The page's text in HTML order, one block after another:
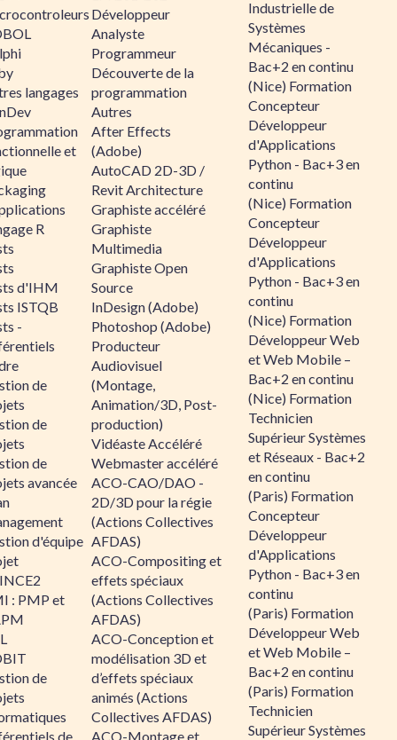
langages
et
R
d'IHM
ISTQB
-
de
de
de
avancée
d'équipe
: PMP et
de
de
Développeur
Analyste
Programmeur
Découverte de la
programmation
Autres
After Effects
(Adobe)
AutoCAD 2D-3D /
Revit Architecture
Graphiste accéléré
Graphiste
Multimedia
Graphiste Open
Source
InDesign (Adobe)
Photoshop (Adobe)
Producteur
Audiovisuel
(Montage,
Animation/3D, Post-
production)
Vidéaste Accéléré
Webmaster accéléré
ACO-CAO/DAO -
2D/3D pour la régie
(Actions Collectives
AFDAS)
ACO-Compositing et
effets spéciaux
(Actions Collectives
AFDAS)
ACO-Conception et
modélisation 3D et
d’effets spéciaux
animés (Actions
Collectives AFDAS)
ACO-Montage et
Industrielle de
Systèmes
Mécaniques -
Bac+2 en continu
(Nice) Formation
Concepteur
Développeur
d'Applications
Python - Bac+3 en
continu
(Nice) Formation
Concepteur
Développeur
d'Applications
Python - Bac+3 en
continu
(Nice) Formation
Développeur Web
et Web Mobile –
Bac+2 en continu
(Nice) Formation
Technicien
Supérieur Systèmes
et Réseaux - Bac+2
en continu
(Paris) Formation
Concepteur
Développeur
d'Applications
Python - Bac+3 en
continu
(Paris) Formation
Développeur Web
et Web Mobile –
Bac+2 en continu
(Paris) Formation
Technicien
Supérieur Systèmes